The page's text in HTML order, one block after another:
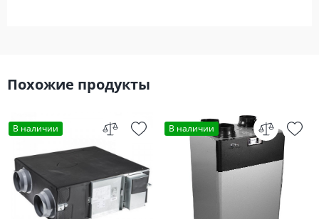
Похожие продукты
В наличии В наличии